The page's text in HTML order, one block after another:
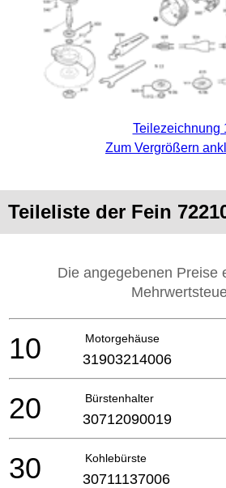
Teilezeichnung
Zum Vergrößern
Teileliste der Fein
Die angegebenen Preise
Motorgehäuse
10 31903214006
Bürstenhalter
20 30712090019
Kohlebürste
30 30711137006